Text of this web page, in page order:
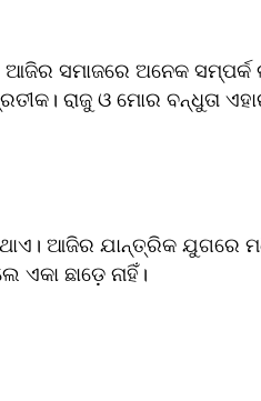
ଆଜିର ସମାଜରେ ଅନେକ
ଆଜିର ଯାନ୍ତ୍ରିକ ଯୁଗରେ
ଛାଡ଼େ ନାହିଁ।